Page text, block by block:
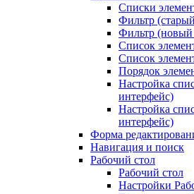
Списки
Фильтр
Фильтр (новый
Список
Список
Порядок
Настройка
интерфейс)
Настройка
интерфейс)
Форма
Навигация и поиск
Рабочий стол
Рабочий стол
Настройки